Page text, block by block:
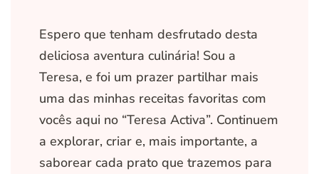
Espero que tenham desfrutado desta
deliciosa aventura culinária! Sou a
Teresa, e foi um prazer partilhar mais
uma das minhas receitas favoritas com
vocês aqui no “Teresa Activa”. Continuem
a explorar, criar e, mais importante, a
saborear cada prato que trazemos para